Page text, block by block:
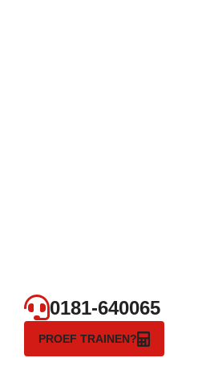
0181-640065
PROEF TRAINEN?